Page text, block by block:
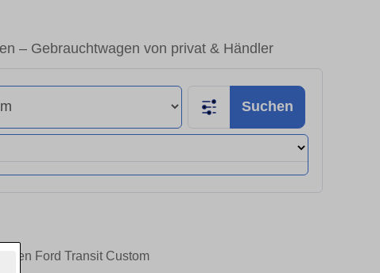
– Gebrauchtwagen von privat & Händler
Suchen
Ford Transit Custom